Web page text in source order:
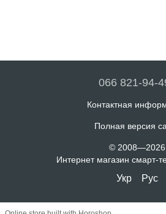
066 821-94-
Контактная
Полная версия
© 2008—2026
Интернет магазин смарт-
Укр Рус